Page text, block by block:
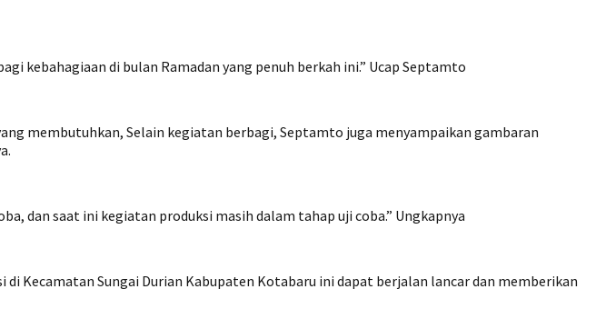
kebahagiaan di bulan Ramadan yang penuh berkah ini.” Ucap Septamto
membutuhkan, Selain kegiatan berbagi, Septamto juga menyampaikan gambaran
dan saat ini kegiatan produksi masih dalam tahap uji coba.” Ungkapnya
Kecamatan Sungai Durian Kabupaten Kotabaru ini dapat berjalan lancar dan memberikan